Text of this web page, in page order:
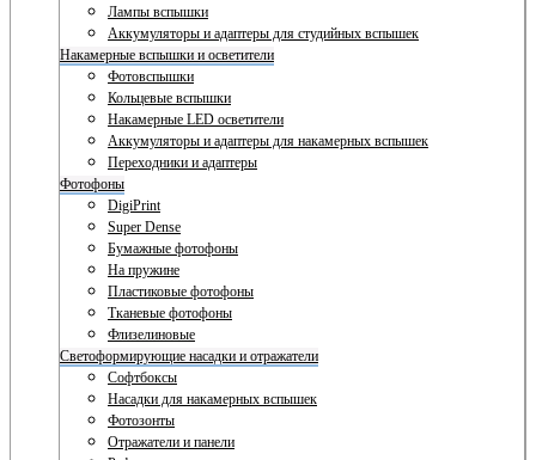
Лампы вспышки
Аккумуляторы и адаптеры для студийных вспышек
Накамерные вспышки и осветители
Фотовспышки
Кольцевые вспышки
Накамерные LED осветители
Аккумуляторы и адаптеры для накамерных вспышек
Переходники и адаптеры
Фотофоны
DigiPrint
Super Dense
Бумажные фотофоны
На пружине
Пластиковые фотофоны
Тканевые фотофоны
Флизелиновые
Светоформирующие насадки и отражатели
Софтбоксы
Насадки для накамерных вспышек
Фотозонты
Отражатели и панели